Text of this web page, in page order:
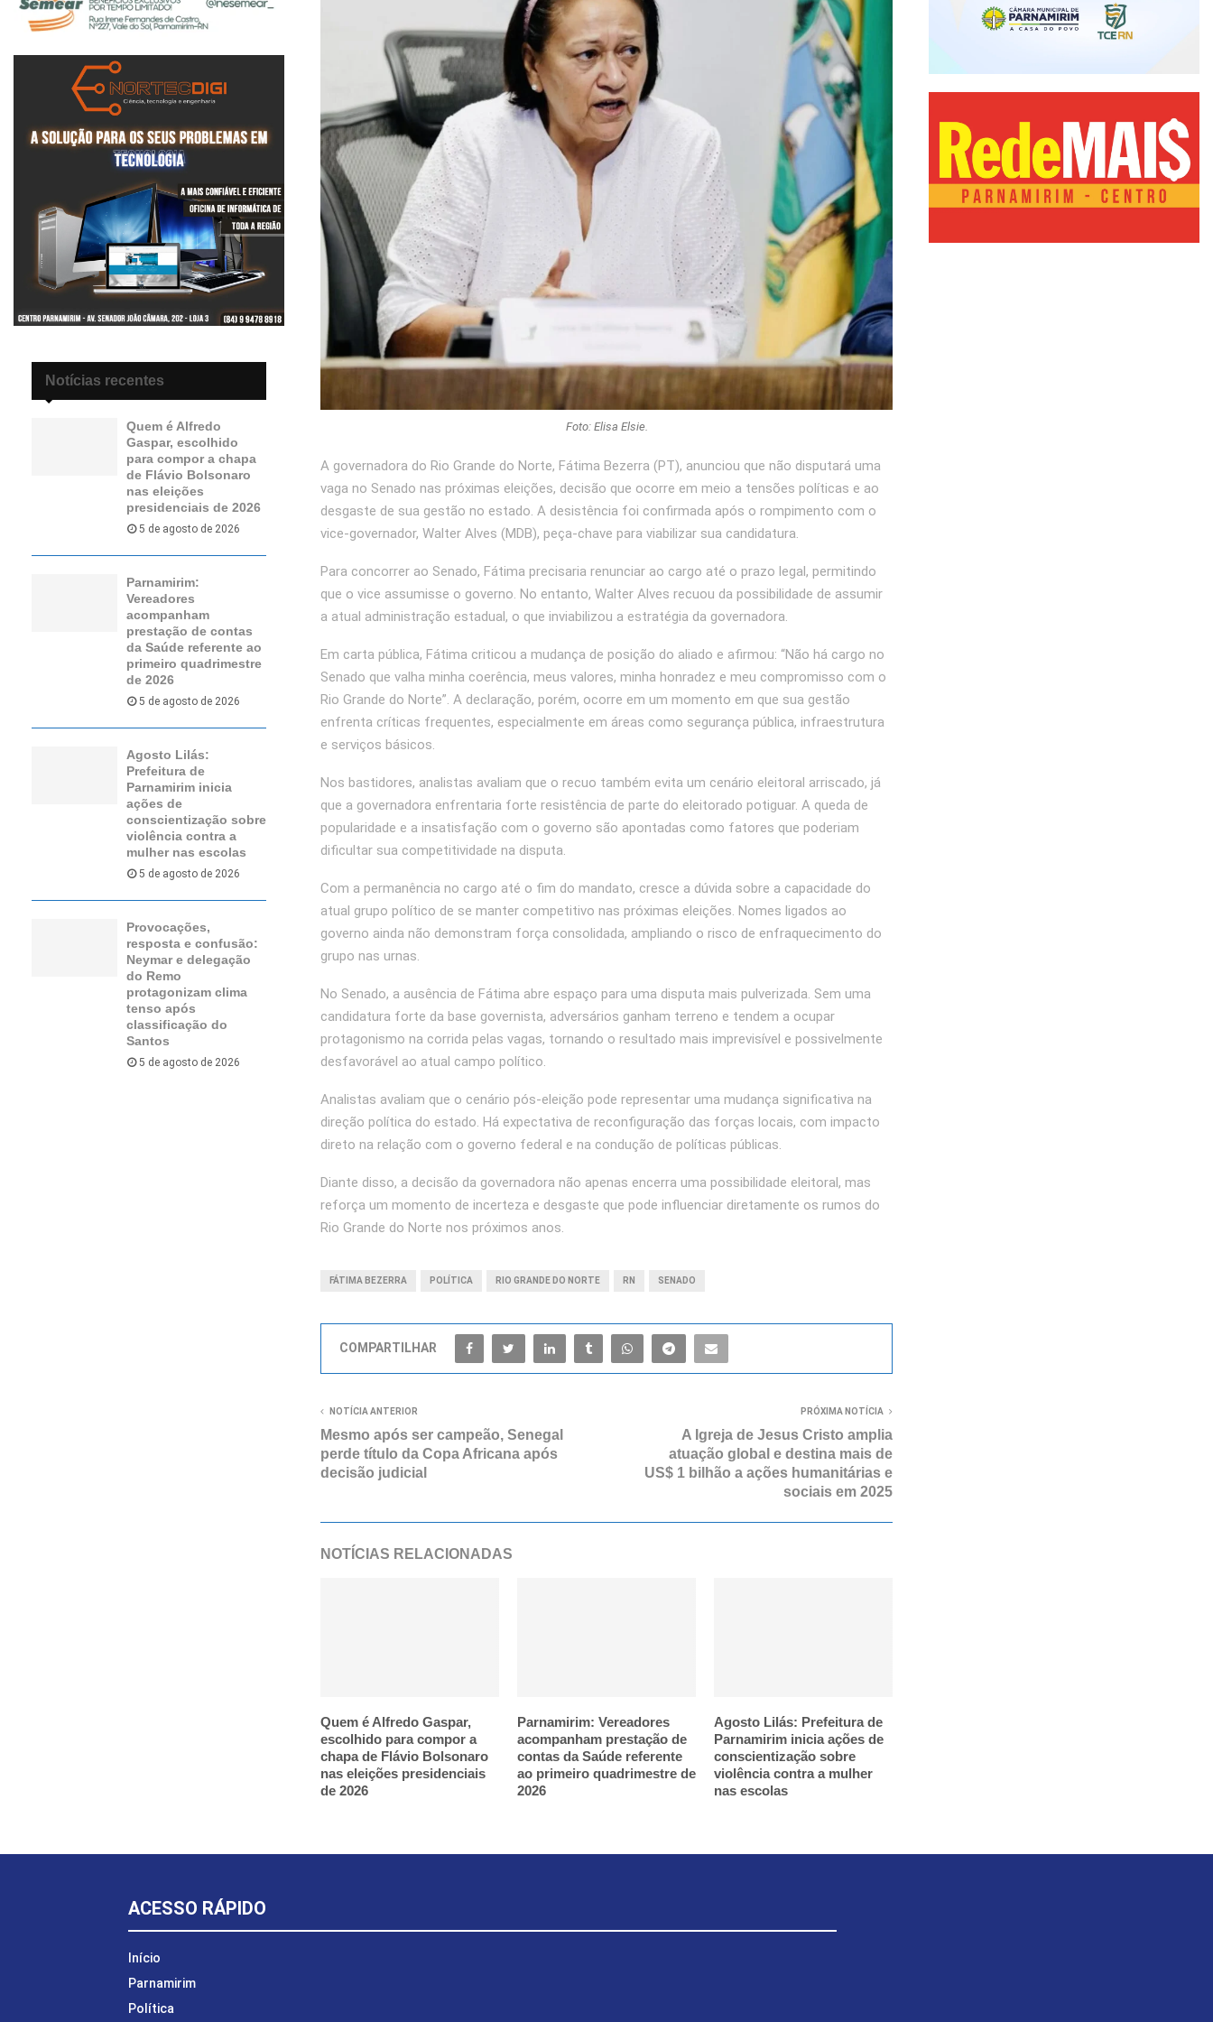
Foto: Elisa Elsie.
A governadora do Rio Grande do Norte, Fátima Bezerra (PT), anunciou que não disputará uma
vaga no Senado nas próximas eleições, decisão que ocorre em meio a tensões políticas e ao
desgaste de sua gestão no estado. A desistência foi confirmada após o rompimento com o
vice-governador, Walter Alves (MDB), peça-chave para viabilizar sua candidatura.
Para concorrer ao Senado, Fátima precisaria renunciar ao cargo até o prazo legal, permitindo
que o vice assumisse o governo. No entanto, Walter Alves recuou da possibilidade de assumir
a atual administração estadual, o que inviabilizou a estratégia da governadora.
Em carta pública, Fátima criticou a mudança de posição do aliado e afirmou: “Não há cargo no
Senado que valha minha coerência, meus valores, minha honradez e meu compromisso com o
Rio Grande do Norte”. A declaração, porém, ocorre em um momento em que sua gestão
enfrenta críticas frequentes, especialmente em áreas como segurança pública, infraestrutura
e serviços básicos.
Nos bastidores, analistas avaliam que o recuo também evita um cenário eleitoral arriscado, já
que a governadora enfrentaria forte resistência de parte do eleitorado potiguar. A queda de
popularidade e a insatisfação com o governo são apontadas como fatores que poderiam
dificultar sua competitividade na disputa.
Com a permanência no cargo até o fim do mandato, cresce a dúvida sobre a capacidade do
atual grupo político de se manter competitivo nas próximas eleições. Nomes ligados ao
governo ainda não demonstram força consolidada, ampliando o risco de enfraquecimento do
grupo nas urnas.
No Senado, a ausência de Fátima abre espaço para uma disputa mais pulverizada. Sem uma
candidatura forte da base governista, adversários ganham terreno e tendem a ocupar
protagonismo na corrida pelas vagas, tornando o resultado mais imprevisível e possivelmente
desfavorável ao atual campo político.
Analistas avaliam que o cenário pós-eleição pode representar uma mudança significativa na
direção política do estado. Há expectativa de reconfiguração das forças locais, com impacto
direto na relação com o governo federal e na condução de políticas públicas.
Diante disso, a decisão da governadora não apenas encerra uma possibilidade eleitoral, mas
reforça um momento de incerteza e desgaste que pode influenciar diretamente os rumos do
Rio Grande do Norte nos próximos anos.
FÁTIMA BEZERRA POLÍTICA RIO GRANDE DO NORTE RN SENADO
COMPARTILHAR
NOTÍCIA ANTERIOR
Mesmo após ser campeão, Senegal
perde título da Copa Africana após
decisão judicial
PRÓXIMA NOTÍCIA
A Igreja de Jesus Cristo amplia
atuação global e destina mais de
US$ 1 bilhão a ações humanitárias e
sociais em 2025
NOTÍCIAS RELACIONADAS
Quem é Alfredo Gaspar,
escolhido para compor a
chapa de Flávio Bolsonaro
nas eleições presidenciais
de 2026
Parnamirim: Vereadores
acompanham prestação de
contas da Saúde referente
ao primeiro quadrimestre de
2026
Agosto Lilás: Prefeitura de
Parnamirim inicia ações de
conscientização sobre
violência contra a mulher
nas escolas
Notícias recentes
Quem é Alfredo
Gaspar, escolhido
para compor a chapa
de Flávio Bolsonaro
nas eleições
presidenciais de 2026
5 de agosto de 2026
Parnamirim:
Vereadores
acompanham
prestação de contas
da Saúde referente ao
primeiro quadrimestre
de 2026
5 de agosto de 2026
Agosto Lilás:
Prefeitura de
Parnamirim inicia
ações de
conscientização sobre
violência contra a
mulher nas escolas
5 de agosto de 2026
Provocações,
resposta e confusão:
Neymar e delegação
do Remo
protagonizam clima
tenso após
classificação do
Santos
5 de agosto de 2026
ACESSO RÁPIDO
Início
Parnamirim
Política